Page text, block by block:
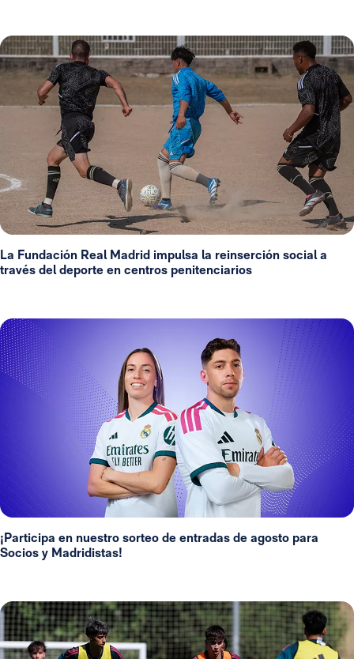
La Fundación Real Madrid impulsa la reinserción social a
través del deporte en centros penitenciarios
¡Participa en nuestro sorteo de entradas de agosto para
Socios y Madridistas!